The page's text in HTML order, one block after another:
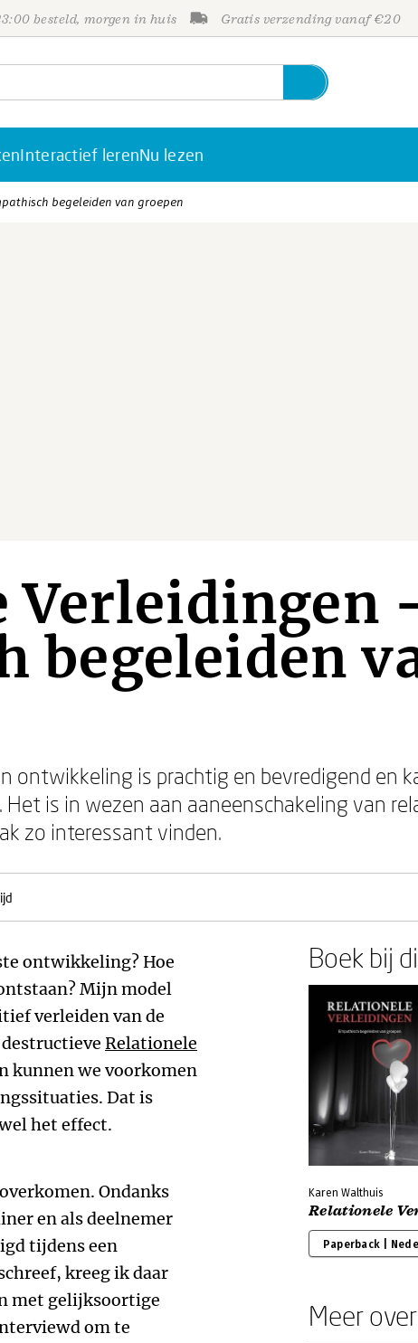
besteld, morgen in huis Gratis verzending vanaf €20
Interactief lerenNu lezen
begeleiden van groepen
Verleidingen
begeleiden
ontwikkeling is prachtig en bevredigend en
is in wezen aan aaneenschakeling van
zo interessant vinden.
ontwikkeling? Hoe
Mijn model
verleiden van de
Relationele
kunnen we voorkomen
Dat is
het effect.
Ondanks
en als deelnemer
tijdens een
kreeg ik daar
met gelijksoortige
om te
Boek bij
Karen Walthuis
Relationele
Paperback |
Meer
Personen